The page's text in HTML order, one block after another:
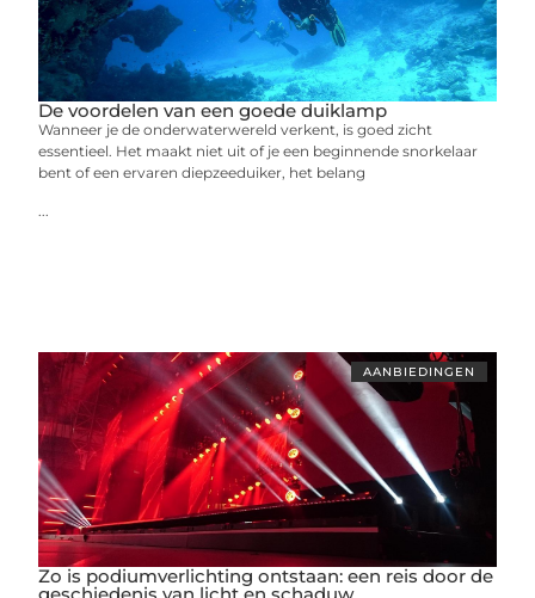
De voordelen van een goede duiklamp
Wanneer je de onderwaterwereld verkent, is goed zicht
essentieel. Het maakt niet uit of je een beginnende snorkelaar
bent of een ervaren diepzeeduiker, het belang
AANBIEDINGEN
Zo is podiumverlichting ontstaan: een reis door de
geschiedenis van licht en schaduw